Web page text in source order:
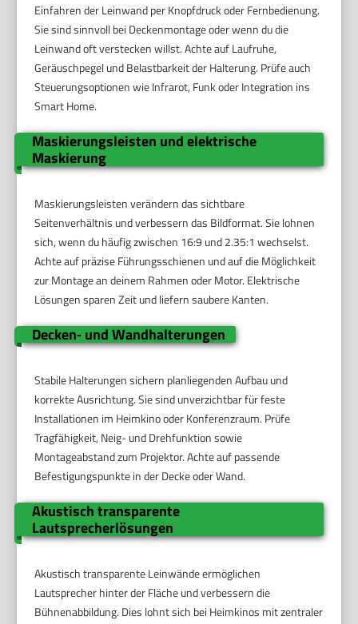
Einfahren der Leinwand per Knopfdruck oder Fernbedienung.
Sie sind sinnvoll bei Deckenmontage oder wenn du die
Leinwand oft verstecken willst. Achte auf Laufruhe,
Geräuschpegel und Belastbarkeit der Halterung. Prüfe auch
Steuerungsoptionen wie Infrarot, Funk oder Integration ins
Smart Home.
Maskierungsleisten und elektrische
Maskierung
Maskierungsleisten verändern das sichtbare
Seitenverhältnis und verbessern das Bildformat. Sie lohnen
sich, wenn du häufig zwischen 16:9 und 2.35:1 wechselst.
Achte auf präzise Führungsschienen und auf die Möglichkeit
zur Montage an deinem Rahmen oder Motor. Elektrische
Lösungen sparen Zeit und liefern saubere Kanten.
Decken‑ und Wandhalterungen
Stabile Halterungen sichern planliegenden Aufbau und
korrekte Ausrichtung. Sie sind unverzichtbar für feste
Installationen im Heimkino oder Konferenzraum. Prüfe
Tragfähigkeit, Neig- und Drehfunktion sowie
Montageabstand zum Projektor. Achte auf passende
Befestigungspunkte in der Decke oder Wand.
Akustisch transparente
Lautsprecherlösungen
Akustisch transparente Leinwände ermöglichen
Lautsprecher hinter der Fläche und verbessern die
Bühnenabbildung. Dies lohnt sich bei Heimkinos mit zentraler